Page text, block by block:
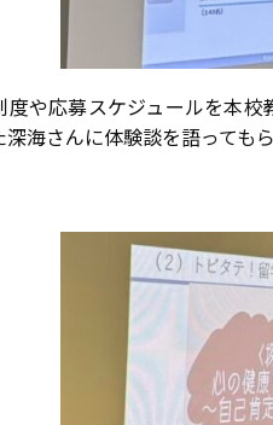
度や応募スケジュールを本
深海さんに体験談を語っても